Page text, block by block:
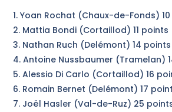
1. Yoan Rochat (Chaux-de-Fonds)
2. Mattia Bondi (Cortaillod) 11 points
3. Nathan Ruch (Delémont) 14 points
4. Antoine Nussbaumer (Tramelan)
5. Alessio Di Carlo (Cortaillod) 16
6. Romain Bernet (Delémont) 17
7. Joël Hasler (Val-de-Ruz) 25